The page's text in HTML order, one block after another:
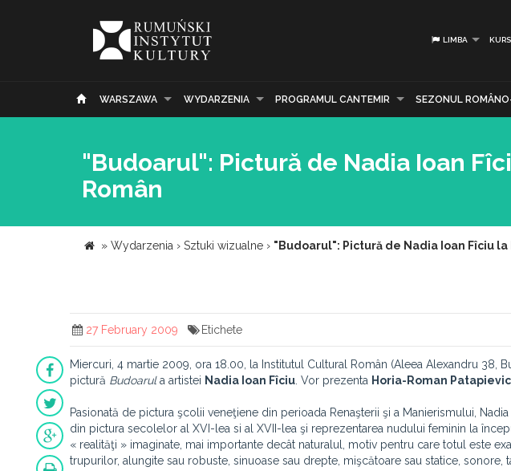
LIMBA
WARSZAWA WYDARZENIA PROGRAMUL CANTEMIR SEZONUL
"Budoarul": Pictură de Nadia Ioan
Român
» Wydarzenia › Sztuki wizualne › "Budoarul": Pictură de Nadia Ioan Fîciu
27 February 2009 Etichete
Miercuri, 4 martie 2009, ora 18.00, la Institutul Cultural Român (Aleea Alexandru 38,
pictură Budoarula artistei Nadia Ioan Fîciu . Vor prezenta Horia-Roman
Pasionată de pictura şcolii veneţiene din perioada Renaşterii şi a Manierismului,
din pictura secolelor al XVI-lea si al XVII-lea şi reprezentarea nudului feminin la
« realităţi » imaginate, mai importante decât naturalul, motiv pentru care totul este
trupurilor, alungite sau robuste, sinuoase sau drepte, mişcătoare sau statice, sonore,